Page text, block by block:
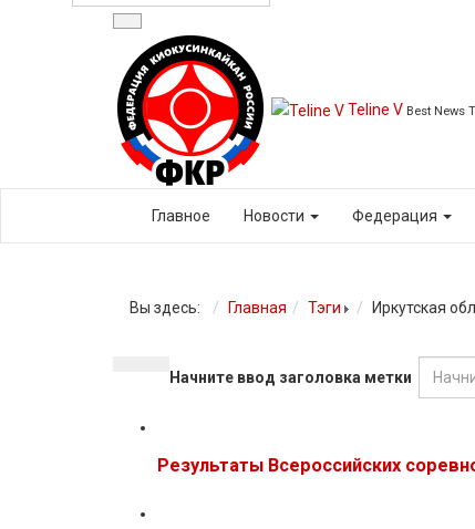
Teline V Best News
Главное Новости Федерация
Вы здесь: Главная Тэги Иркутская
Начните ввод заголовка метки
Результаты Всероссийских